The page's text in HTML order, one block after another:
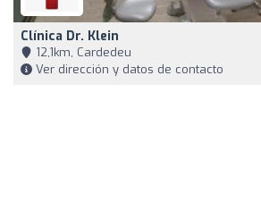
Clínica Dr. Klein
12,1km, Cardedeu
Ver dirección y datos de contacto